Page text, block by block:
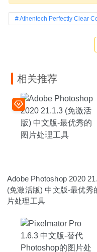
Athentech Perfectly Clear
相关推荐
Adobe Photoshop 2020
(免激活版) 中文版-最优秀
片处理工具